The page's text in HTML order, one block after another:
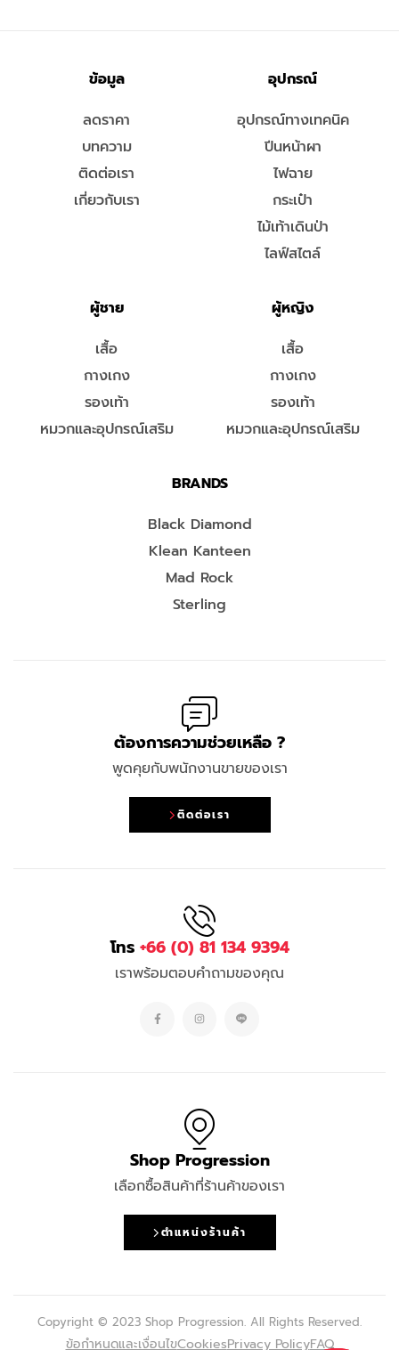
ข้อมูล
ลดราคา
บทความ
ติดต่อเรา
เกี่ยวกับเรา
อุปกรณ์
อุปกรณ์ทางเทคนิค
ปีนหน้าผา
ไฟฉาย
กระเป๋า
ไม้เท้าเดินป่า
ไลฟ์สไตล์
ผู้ชาย
เสื้อ
กางเกง
รองเท้า
หมวกและอุปกรณ์เสริม
ผู้หญิง
เสื้อ
กางเกง
รองเท้า
หมวกและอุปกรณ์เสริม
BRANDS
Black Diamond
Klean Kanteen
Mad Rock
Sterling
ต้องการความช่วยเหลือ ?
พูดคุยกับพนักงานขายของเรา
ติดต่อเรา
โทร +66 (0) 81 134 9394
เราพร้อมตอบคำถามของคุณ
Shop Progression
เลือกซื้อสินค้าที่ร้านค้าของเรา
ตำแหน่งร้านค้า
Copyright © 2023 Shop Progression. All Rights Reserved.
ข้อกำหนดและเงื่อนไขCookiesPrivacy PolicyFAQ